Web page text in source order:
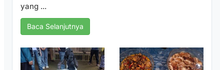
yang ...
Baca Selanjutnya